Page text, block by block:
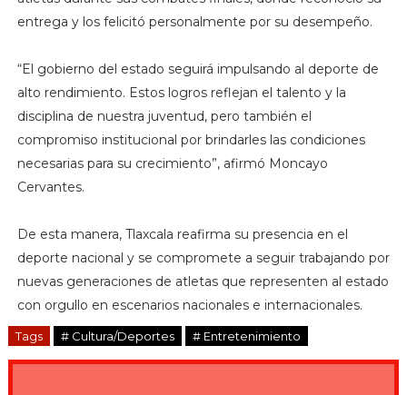
entrega y los felicitó personalmente por su desempeño.
“El gobierno del estado seguirá impulsando al deporte de
alto rendimiento. Estos logros reflejan el talento y la
disciplina de nuestra juventud, pero también el
compromiso institucional por brindarles las condiciones
necesarias para su crecimiento”, afirmó Moncayo
Cervantes.
De esta manera, Tlaxcala reafirma su presencia en el
deporte nacional y se compromete a seguir trabajando por
nuevas generaciones de atletas que representen al estado
con orgullo en escenarios nacionales e internacionales.
Tags # Cultura/Deportes # Entretenimiento